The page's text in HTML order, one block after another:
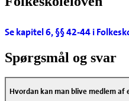
Se kapitel 6, §§ 42-44 i
Spørgsmål og svar
Hvordan kan man blive medlem af